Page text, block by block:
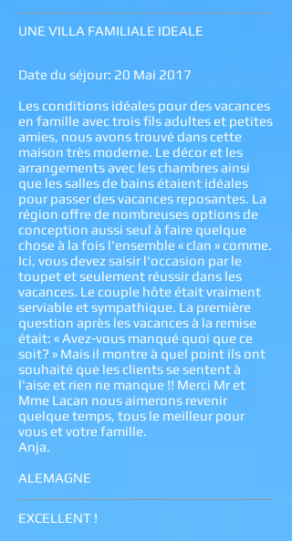
UNE VILLA FAMILIALE IDEALE
Date du séjour: 20 Mai 2017
Les conditions idéales pour des vacances
en famille avec trois fils adultes et petites
amies, nous avons trouvé dans cette
maison très moderne. Le décor et les
arrangements avec les chambres ainsi
que les salles de bains étaient idéales
pour passer des vacances reposantes. La
région offre de nombreuses options de
conception aussi seul à faire quelque
chose à la fois l'ensemble « clan » comme.
Ici, vous devez saisir l'occasion par le
toupet et seulement réussir dans les
vacances. Le couple hôte était vraiment
serviable et sympathique. La première
question après les vacances à la remise
était: « Avez-vous manqué quoi que ce
soit? » Mais il montre à quel point ils ont
souhaité que les clients se sentent à
l'aise et rien ne manque !! Merci Mr et
Mme Lacan nous aimerons revenir
quelque temps, tous le meilleur pour
vous et votre famille.
Anja.
ALEMAGNE
EXCELLENT !